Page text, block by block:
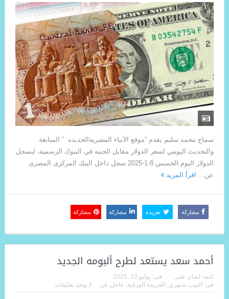
سماح محمد سليم يقدم “موقع الأنباء المصريةالجديده ” المتابعة
والتحديث اليومي لسعر الدولار مقابل الجنيه في البنوك الرسمية، ليسجل
الدولار اليوم الخميس 8-1-2025 سجل داخل البنك المركزى المصرى
عن... اقرأ المزيد
مشاركة تغريدة مشاركة مشاركة
أحمد سعد يستعد لطرح ألبومه الجديد
كتبه: ايمان عمر فى: يوليو 10, 2025
فى: التوب ستوري, الجريدة الورقية, عاجل, فن لا يوجد تعليقات